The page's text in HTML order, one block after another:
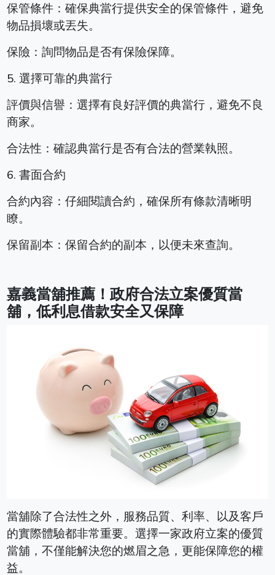
保管條件：確保典當行提供安全的保管條件，避免
物品損壞或丟失。
保險：詢問物品是否有保險保障。
5. 選擇可靠的典當行
評價與信譽：選擇有良好評價的典當行，避免不良
商家。
合法性：確認典當行是否有合法的營業執照。
6. 書面合約
合約內容：仔細閱讀合約，確保所有條款清晰明
瞭。
保留副本：保留合約的副本，以便未來查詢。
嘉義當舖推薦！政府合法立案優質當
舖，低利息借款安全又保障
當舖除了合法性之外，服務品質、利率、以及客戶
的實際體驗都非常重要。選擇一家政府立案的優質
當舖，不僅能解決您的燃眉之急，更能保障您的權
益。